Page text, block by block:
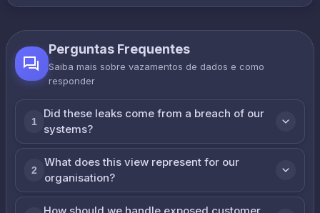
Perguntas Frequentes
Saiba mais sobre vazamentos de dados e como
responder
1
Did these leaks come from a breach of our
systems?
2
What does this view represent for our
organisation?